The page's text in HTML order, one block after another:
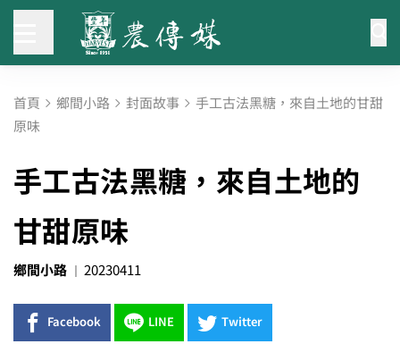
首頁 鄉間小路 封面故事 手工古法黑糖，來自土地的甘甜
原味
手工古法黑糖，來自土地的
甘甜原味
鄉間小路 20230411
Facebook LINE Twitter